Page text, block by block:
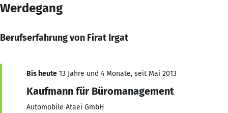
Werdegang
Berufserfahrung von Firat Irgat
Bis heute 13 Jahre und 4 Monate, seit Mai 2013
Kaufmann für Büromanagement
Automobile Ataei GmbH